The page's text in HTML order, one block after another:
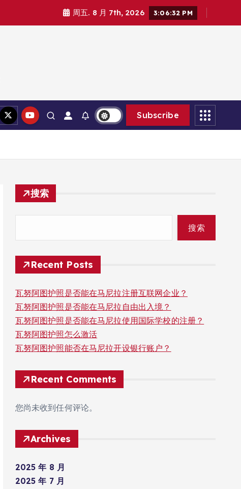
周五. 8 月 7th, 2026 3:06:33 PM
Subscribe
搜索
搜索
Recent Posts
瓦努阿图护照是否能在马尼拉注册互联网企业？
瓦努阿图护照是否能在马尼拉自由出入境？
瓦努阿图护照是否能在马尼拉使用国际学校的注册？
瓦努阿图护照怎么激活
瓦努阿图护照能否在马尼拉开设银行账户？
Recent Comments
您尚未收到任何评论。
Archives
2025 年 8 月
2025 年 7 月